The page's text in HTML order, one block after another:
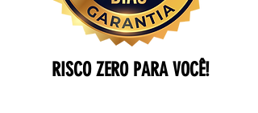
RISCO ZERO PARA VOCÊ!